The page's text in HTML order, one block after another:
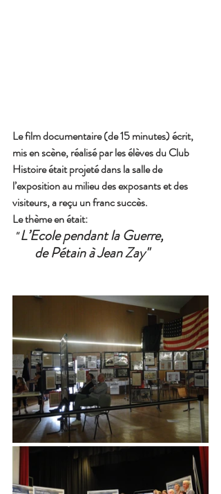
Le film documentaire (de 15 minutes) écrit,
mis en scène, réalisé par les élèves du Club
Histoire était projeté dans la salle de
l’exposition au milieu des exposants et des
visiteurs, a reçu un franc succès.
Le thème en était:
" L’Ecole pendant la Guerre,
        de Pétain à Jean Zay"